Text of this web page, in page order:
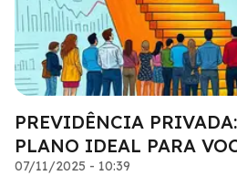
PREVIDÊNCIA
PLANO IDEAL PARA
07/11/2025 - 10:39